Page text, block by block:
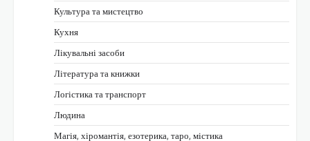
Культура та мистецтво
Кухня
Лікувальні засоби
Література та книжки
Логістика та транспорт
Людина
Магія, хіромантія, езотерика, таро, містика